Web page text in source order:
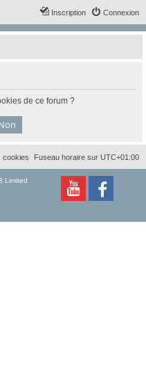
Connexion
Inscription
de ce forum ?
Fuseau horaire sur UTC+01:00
cookies
Limited